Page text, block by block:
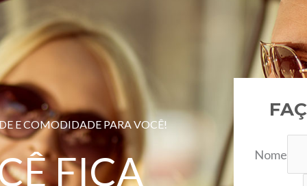
E COMODIDADE PARA VOCÊ!
FICA
Nome